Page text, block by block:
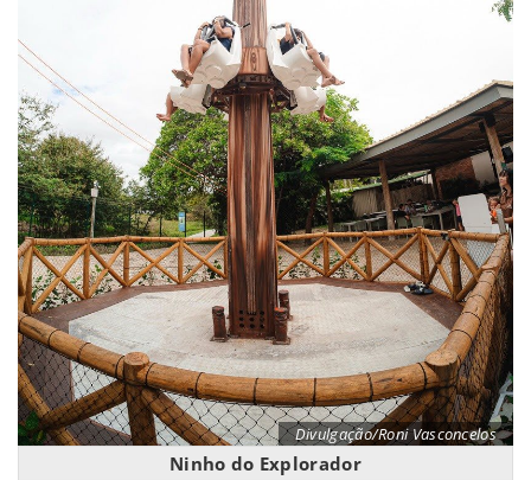
Divulgação/Roni Vasconcelos
Ninho do Explorador